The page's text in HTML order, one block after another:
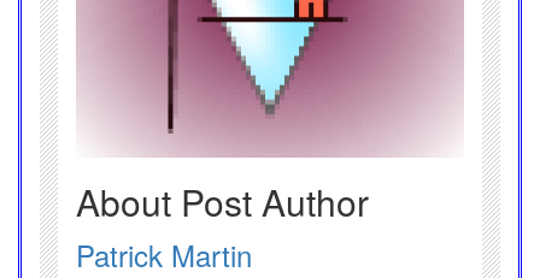
About Post Author
Patrick Martin